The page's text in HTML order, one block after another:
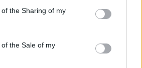
or usage behaviour. You may click to
to Google and its third-party tags to
specified purposes in below Google
the Sharing of my
the Sale of my
ráfordultunk a
öreg Ponton Mercim alatt
Nem, nem a hegesztőkeret
hanem már a saját
a felnik még Csabi tartalék
ason használatos darabok.